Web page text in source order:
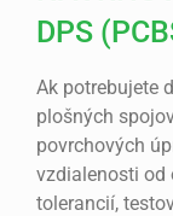
DPS
Ak potrebujete
plošných
povrchových
vzdialenosti od
tolerancií,